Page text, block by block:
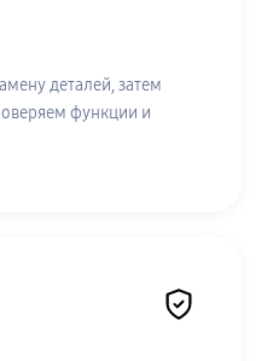
деталей, затем
функции и